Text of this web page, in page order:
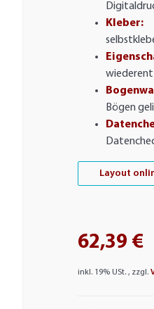
Kleber:
Bögen
Layout
62,39 €
inkl. 19% USt. , zzgl.